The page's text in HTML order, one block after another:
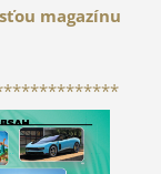
magazínu